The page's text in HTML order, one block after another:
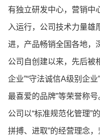
有独立研发中心，营销中
入运行，公司技术力量雄
进，产品畅销全国各地，
公司自创建以来，先后被
企业”“守法诚信A级别企
最喜爱的品牌”等荣誉称号
公司以“标准规范化管理”
拼搏、进取”的经营理念